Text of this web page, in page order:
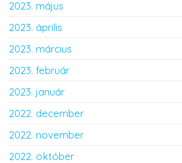
2023. május
2023. április
2023. március
2023. február
2023. január
2022. december
2022. november
2022. október